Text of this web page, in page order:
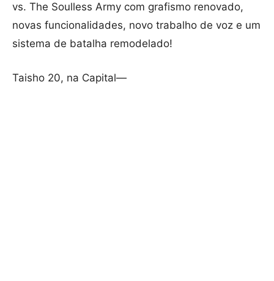
vs. The Soulless Army com grafismo renovado,
novas funcionalidades, novo trabalho de voz e um
sistema de batalha remodelado!
Taisho 20, na Capital—